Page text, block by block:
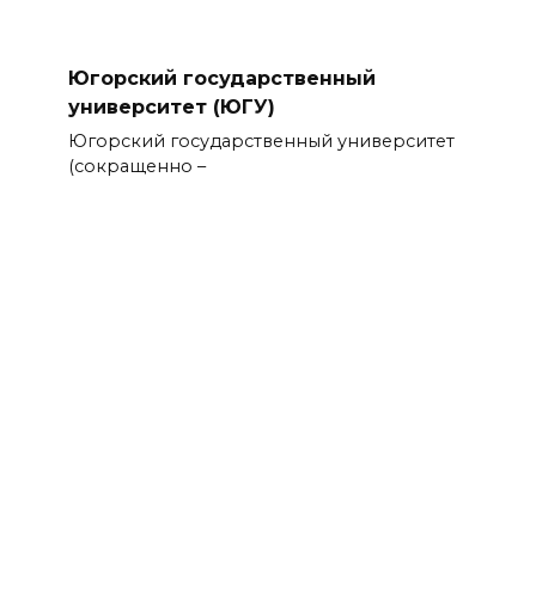
Югорский государственный
университет (ЮГУ)
Югорский государственный университет
(сокращенно –